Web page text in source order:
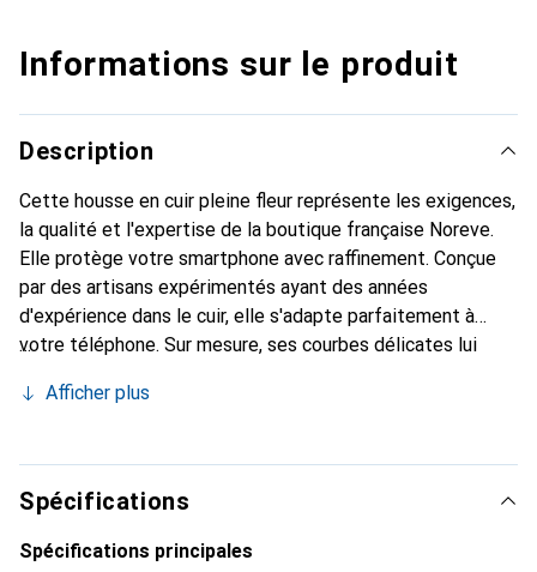
Informations sur le produit
Description
Cette housse en cuir pleine fleur représente les exigences,
la qualité et l'expertise de la boutique française Noreve.
Elle protège votre smartphone avec raffinement. Conçue
par des artisans expérimentés ayant des années
d'expérience dans le cuir, elle s'adapte parfaitement à
votre téléphone. Sur mesure, ses courbes délicates lui
l'accessoire chic et indispensable pour votre smartphone.
qualité, la marque Noreve est un choix fiable pour une
clientèle exigeante.
Afficher plus
Spécifications
Spécifications principales